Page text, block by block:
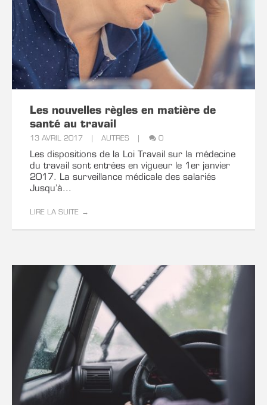
Les nouvelles règles en matière de
santé au travail
13 AVRIL 2017 AUTRES 0
Les dispositions de la Loi Travail sur la médecine
du travail sont entrées en vigueur le 1er janvier
2017. La surveillance médicale des salariés
Jusqu’à...
LIRE LA SUITE
Secteur d'activité
Nombre de site(s)
Planification du projet :
Dans l'année
Si mon projet concerne la gestion des immobilisations,